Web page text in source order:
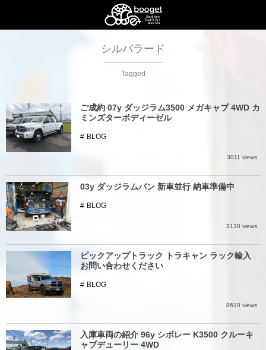
シルバラード
Tagged
ご成約 07y ダッジラム3500 メガキャブ 4WD カ
ミンズターボディーゼル
BLOG
3011 views
03y ダッジラムバン 新車並行 納車準備中
BLOG
3130 views
ピックアップトラック トラキャン ラック輸入
お問い合わせください
BLOG
8610 views
入庫車両の紹介 96y シボレー K3500 クルーキ
ャブデューリー 4WD